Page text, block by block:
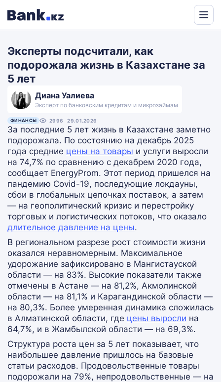
Эксперты подсчитали, как
подорожала жизнь в Казахстане за
5 лет
Диана Уалиева
Эксперт по банковским кредитам и микрозаймам
ФИНАНСЫ 2996 29.01.2026
За последние 5 лет жизнь в Казахстане заметно
подорожала. По состоянию на декабрь 2025
года средние цены на товары и услуги выросли
на 74,7% по сравнению с декабрем 2020 года,
сообщает EnergyProm. Этот период пришелся на
пандемию Covid-19, последующие локдауны,
сбои в глобальных цепочках поставок, а затем
— на геополитический кризис и перестройку
торговых и логистических потоков, что оказало
длительное давление на цены.
В региональном разрезе рост стоимости жизни
оказался неравномерным. Максимальное
удорожание зафиксировано в Мангистауской
области — на 83%. Высокие показатели также
отмечены в Астане — на 81,2%, Акмолинской
области — на 81,1% и Карагандинской области —
на 80,3%. Более умеренная динамика сложилась
в Алматинской области, где цены выросли на
64,7%, и в Жамбылской области — на 69,3%.
Структура роста цен за 5 лет показывает, что
наибольшее давление пришлось на базовые
статьи расходов. Продовольственные товары
подорожали на 79%, непродовольственные — на